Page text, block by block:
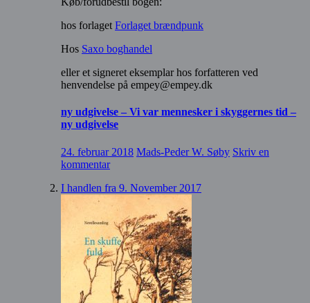
hos forlaget Forlaget brændpunk
Hos Saxo boghandel
eller et signeret eksemplar hos forfatteren ved
henvendelse på empey@empey.dk
ny udgivelse – Vi var mennesker i skyggernes tid –
ny udgivelse
24. februar 2018 Mads-Peder W. Søby Skriv en
kommentar
I handlen fra 9. November 2017